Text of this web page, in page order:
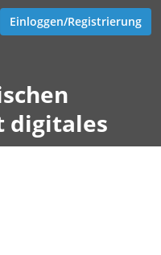
Einloggen/Registrierung
digitales